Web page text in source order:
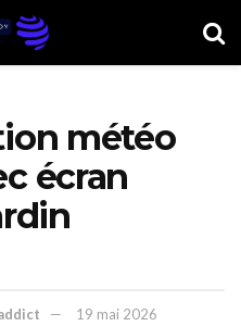
météo
écran
19 mai 2026